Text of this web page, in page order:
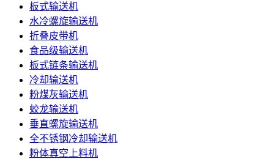
板式输送机
水冷螺旋输送机
折叠皮带机
食品级输送机
板式链条输送机
冷却输送机
粉煤灰输送机
蛟龙输送机
垂直螺旋输送机
全不锈钢冷却输送机
粉体真空上料机